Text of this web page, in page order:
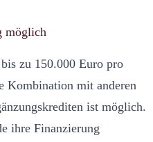
möglich
zu 150.000 Euro pro
Kombination mit anderen
ist möglich.
ihre Finanzierung